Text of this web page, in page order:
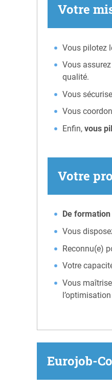
Votre
Vous pilotez
Vous
qualité.
Vous
Vous
Enfin,vous
Votre
De
Vous
Reconnu(e)
Votre
Vous
Eurojob-